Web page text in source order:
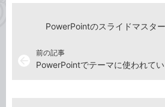
前の記事
PowerPointのスライドマスタ